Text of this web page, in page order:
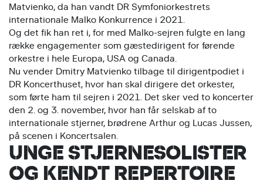
Matvienko, da han vandt DR Symfoniorkestrets
internationale Malko Konkurrence i 2021.
Og det fik han ret i, for med Malko-sejren fulgte en lang
række engagementer som gæstedirigent for førende
orkestre i hele Europa, USA og Canada.
Nu vender Dmitry Matvienko tilbage til dirigentpodiet i
DR Koncerthuset, hvor han skal dirigere det orkester,
som førte ham til sejren i 2021. Det sker ved to koncerter
den 2. og 3. november, hvor han får selskab af to
internationale stjerner, brødrene Arthur og Lucas Jussen,
på scenen i Koncertsalen.
UNGE STJERNESOLISTER
OG KENDT REPERTOIRE